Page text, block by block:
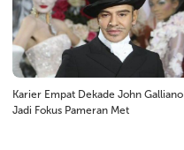
Karier Empat Dekade John Galliano
Jadi Fokus Pameran Met